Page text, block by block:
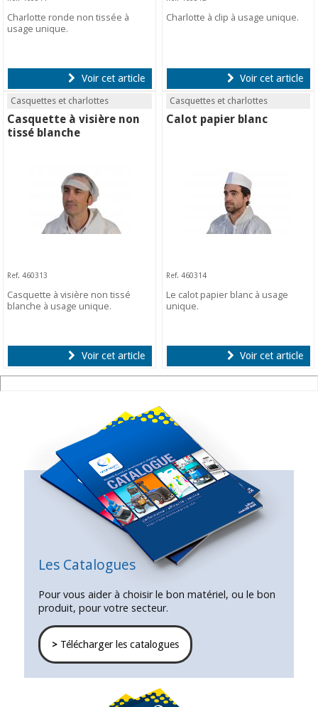
Charlotte ronde non tissée à
usage unique.
Voir cet article
Charlotte à clip à usage unique.
Voir cet article
Casquettes et charlottes
Casquette à visière non
tissé blanche
Ref. 460313
Casquette à visière non tissé
blanche à usage unique.
Voir cet article
Casquettes et charlottes
Calot papier blanc
Ref. 460314
Le calot papier blanc à usage
unique.
Voir cet article
Les Catalogues
Pour vous aider à choisir le bon matériel, ou le bon
produit, pour votre secteur.
>Télécharger les catalogues